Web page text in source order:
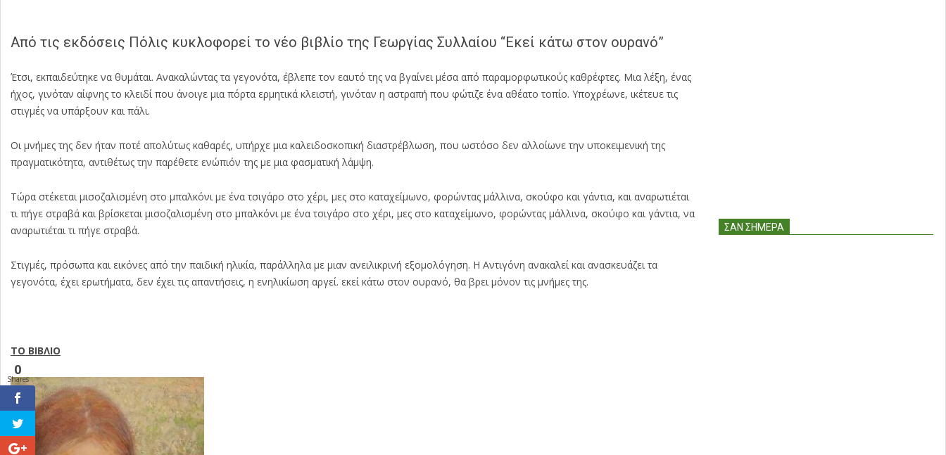
Από τις εκδόσεις Πόλις κυκλοφορεί το νέο βιβλίο της Γεωργίας Συλλαίου “Εκεί κάτω στον ουρανό”
Έτσι, εκπαιδεύτηκε να θυμάται. Ανακαλώντας τα γεγονότα, έβλεπε τον εαυτό της να βγαίνει μέσα από παραμορφωτικούς καθρέφτες. Μια λέξη, ένας
ήχος, γινόταν αίφνης το κλειδί που άνοιγε μια πόρτα ερμητικά κλειστή, γινόταν η αστραπή που φώτιζε ένα αθέατο τοπίο. Υποχρέωνε, ικέτευε τις
στιγμές να υπάρξουν και πάλι.
Οι μνήμες της δεν ήταν ποτέ απολύτως καθαρές, υπήρχε μια καλειδοσκοπική διαστρέβλωση, που ωστόσο δεν αλλοίωνε την υποκειμενική της
πραγματικότητα, αντιθέτως την παρέθετε ενώπιόν της με μια φασματική λάμψη.
Τώρα στέκεται μισοζαλισμένη στο μπαλκόνι με ένα τσιγάρο στο χέρι, μες στο καταχείμωνο, φορώντας μάλλινα, σκούφο και γάντια, και αναρωτιέται
τι πήγε στραβά και βρίσκεται μισοζαλισμένη στο μπαλκόνι με ένα τσιγάρο στο χέρι, μες στο καταχείμωνο, φορώντας μάλλινα, σκούφο και γάντια, να
αναρωτιέται τι πήγε στραβά.
Στιγμές, πρόσωπα και εικόνες από την παιδική ηλικία, παράλληλα με μιαν ανειλικρινή εξομολόγηση. Η Αντιγόνη ανακαλεί και ανασκευάζει τα
γεγονότα, έχει ερωτήματα, δεν έχει τις απαντήσεις, η ενηλικίωση αργεί. εκεί κάτω στον ουρανό, θα βρει μόνον τις μνήμες της.
ΤΟ ΒΙΒΛΙΟ
ΣΑΝ ΣΉΜΕΡΑ
0
Shares